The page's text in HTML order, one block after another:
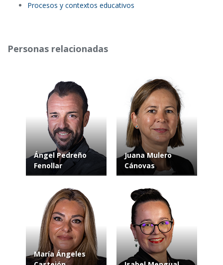
Procesos y contextos educativos
Personas relacionadas
Ángel Pedreño
Fenollar
Juana Mulero
Cánovas
María Ángeles